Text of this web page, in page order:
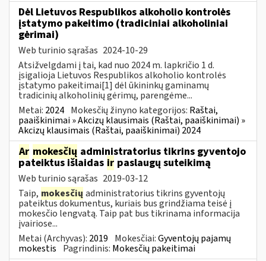
Dėl Lietuvos Respublikos alkoholio kontrolės
įstatymo pakeitimo (tradiciniai alkoholiniai
gėrimai)
Web turinio sąrašas 2024-10-29
Atsižvelgdami į tai, kad nuo 2024 m. lapkričio 1 d.
įsigalioja Lietuvos Respublikos alkoholio kontrolės
įstatymo pakeitimai[1] dėl ūkininkų gaminamų
tradicinių alkoholinių gėrimų, parengėme...
Metai: 2024 Mokesčių žinyno kategorijos: Raštai,
paaiškinimai » Akcizų klausimais (Raštai, paaiškinimai) »
Akcizų klausimais (Raštai, paaiškinimai) 2024
Ar mokesčių administratorius tikrins gyventojo
pateiktus išlaidas ir paslaugų suteikimą
Web turinio sąrašas 2019-03-12
Taip, mokesčių administratorius tikrins gyventojų
pateiktus dokumentus, kuriais bus grindžiama teisė į
mokesčio lengvatą. Taip pat bus tikrinama informacija
įvairiose...
Metai (Archyvas): 2019 Mokesčiai:Gyventojų pajamų
mokestis Pagrindinis: Mokesčių pakeitimai